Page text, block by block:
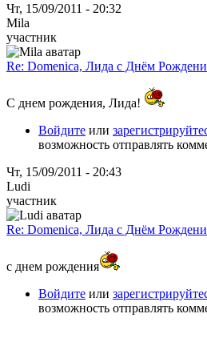
Чт, 15/09/2011 - 20:32
Mila
участник
Re: Domenica, Лида с Днём
С днем рождения, Лида!
Войдите или
возможность отправлять
Чт, 15/09/2011 - 20:43
Ludi
участник
Re: Domenica, Лида с Днём
с днем рождения
Войдите или
возможность отправлять